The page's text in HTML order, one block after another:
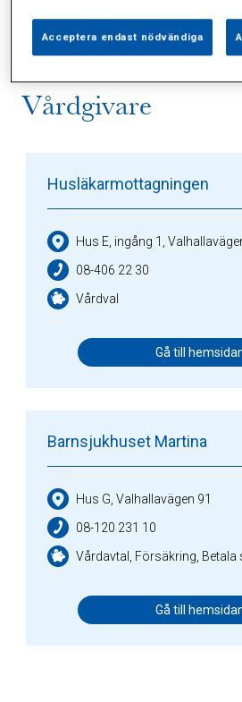
Vårdgivare
Husläkarmottagningen
Hus E, ingång 1,
08-406 22 30
Vårdval
Gå till
Barnsjukhuset Martina
Hus G, Valhallavägen 91
08-120 231 10
Vårdavtal, Försäkring, Betala
Gå till
Acceptera endast nödvändiga